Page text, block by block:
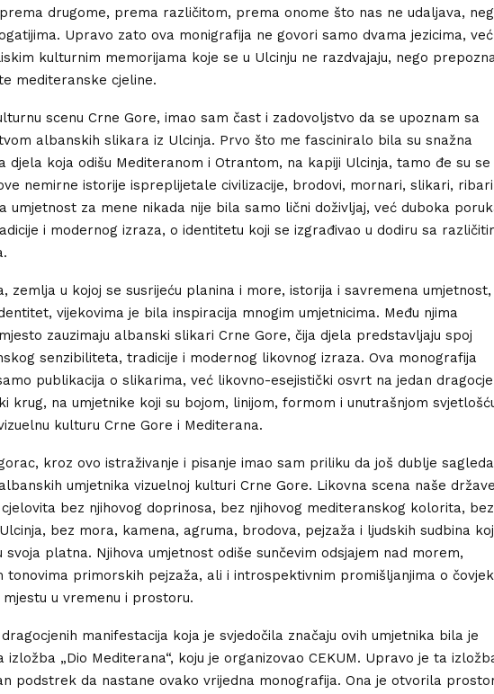
drugome, prema različitom, prema onome što nas ne udaljava,
Upravo zato ova monigrafija ne govori samo dvama jezicima,
kulturnim memorijama koje se u Ulcinju ne razdvajaju, nego
mediteranske cjeline.
scenu Crne Gore, imao sam čast i zadovoljstvo da se upoznam sa
albanskih slikara iz Ulcinja. Prvo što me fasciniralo bila su snažna
djela koja odišu Mediteranom i Otrantom, na kapiji Ulcinja, tamo đe su se
nemirne istorije ispreplijetale civilizacije, brodovi, mornari, slikari,
umjetnost za mene nikada nije bila samo lični doživljaj, već duboka
i modernog izraza, o identitetu koji se izgrađivao u dodiru sa
zemlja u kojoj se susrijeću planina i more, istorija i savremena umjetnost,
vijekovima je bila inspiracija mnogim umjetnicima. Među njima
zauzimaju albanski slikari Crne Gore, čija djela predstavljaju spoj
senzibiliteta, tradicije i modernog likovnog izraza. Ova monografija
publikacija o slikarima, već likovno-esejistički osvrt na jedan
krug, na umjetnike koji su bojom, linijom, formom i unutrašnjom
kulturu Crne Gore i Mediterana.
kroz ovo istraživanje i pisanje imao sam priliku da još dublje
umjetnika vizuelnoj kulturi Crne Gore. Likovna scena naše države
bez njihovog doprinosa, bez njihovog mediteranskog kolorita, bez
bez mora, kamena, agruma, brodova, pejzaža i ljudskih sudbina
svoja platna. Njihova umjetnost odiše sunčevim odsjajem nad morem,
tonovima primorskih pejzaža, ali i introspektivnim promišljanjima o
mjestu u vremenu i prostoru.
manifestacija koja je svjedočila značaju ovih umjetnika bila je
izložba „Dio Mediterana“, koju je organizovao CEKUM. Upravo je ta
podstrek da nastane ovako vrijedna monografija. Ona je otvorila